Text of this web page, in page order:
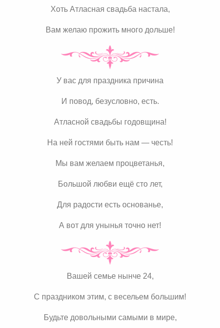
Хоть Атласная свадьба настала,
Вам желаю прожить много дольше!
У вас для праздника причина
И повод, безусловно, есть.
Атласной свадьбы годовщина!
На ней гостями быть нам — честь!
Мы вам желаем процветанья,
Большой любви ещё сто лет,
Для радости есть основанье,
А вот для унынья точно нет!
Вашей семье нынче 24,
С праздником этим, с весельем большим!
Будьте довольными самыми в мире,